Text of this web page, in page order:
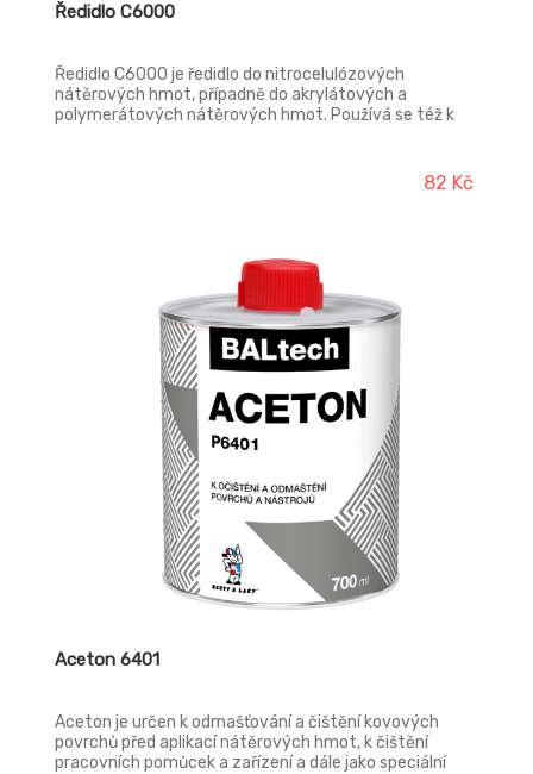
Ředidlo C6000
Ředidlo C6000 je ředidlo do nitrocelulózových
nátěrových hmot, případně do akrylátových a
polymerátových nátěrových hmot. Používá se též k
použít i k ředění syntetických nátěrových hmot, pokud
Ředidlo lze použít i k odstraňování výronů pryskyřic při
přípravě nových dřevěných podkladů před aplikací
nátěrových hmot.
82 Kč
Aceton 6401
Aceton je určen k odmašťování a čištění kovových
povrchů před aplikací nátěrových hmot, k čištění
pracovních pomůcek a zařízení a dále jako speciální